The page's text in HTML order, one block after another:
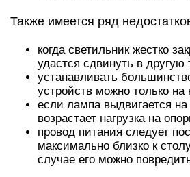
Также имеется ряд
когда светильник жестко
удастся сдвинуть в другую
устанавливать
устройств можно только на
если лампа выдвигается
возрастает нагрузка на
провод питания следует
максимально близко к
случае его можно